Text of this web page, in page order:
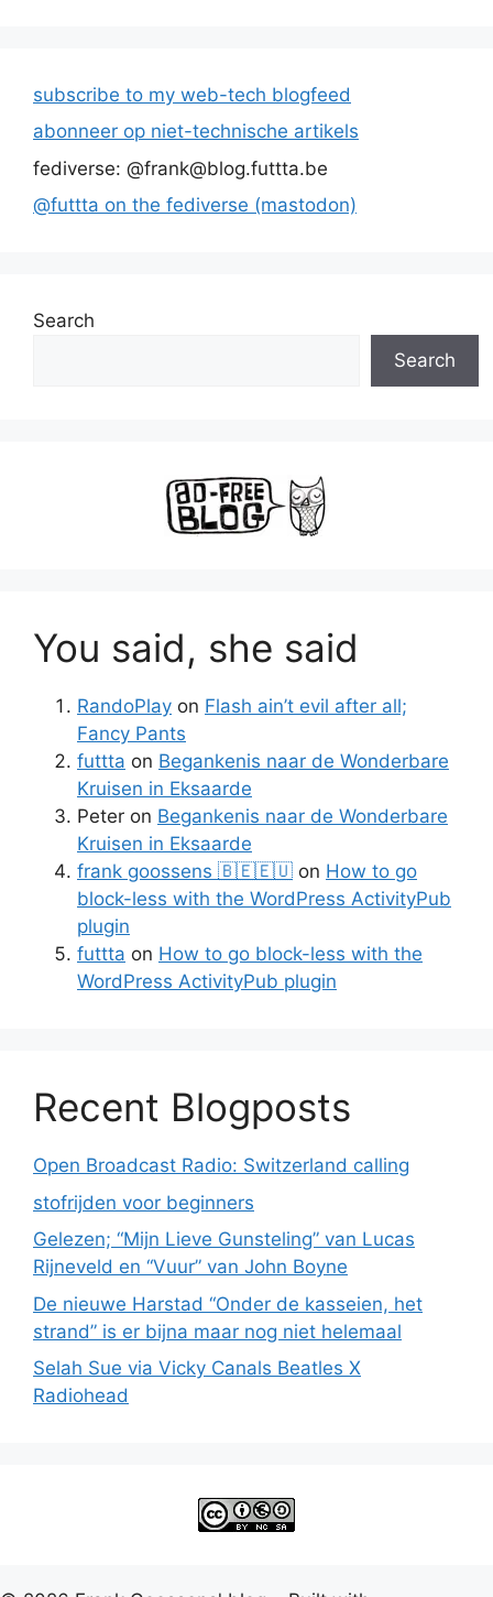
subscribe to my web-tech blogfeed
abonneer op niet-technische artikels
fediverse: @frank@blog.futtta.be
@futtta on the fediverse (mastodon)
Search
Search
You said, she said
RandoPlay on Flash ain’t evil after all;
Fancy Pants
futtta on Begankenis naar de Wonderbare
Kruisen in Eksaarde
Peter on Begankenis naar de Wonderbare
Kruisen in Eksaarde
frank goossens 🇧🇪🇪🇺 on How to go
block-less with the WordPress ActivityPub
plugin
futtta on How to go block-less with the
WordPress ActivityPub plugin
Recent Blogposts
Open Broadcast Radio: Switzerland calling
stofrijden voor beginners
Gelezen; “Mijn Lieve Gunsteling” van Lucas
Rijneveld en “Vuur” van John Boyne
De nieuwe Harstad “Onder de kasseien, het
strand” is er bijna maar nog niet helemaal
Selah Sue via Vicky Canals Beatles X
Radiohead